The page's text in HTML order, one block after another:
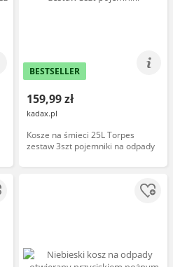
BESTSELLER
159,99 zł
kadax.pl
Kosze na śmieci 25L Torpes
zestaw 3szt pojemniki na odpady